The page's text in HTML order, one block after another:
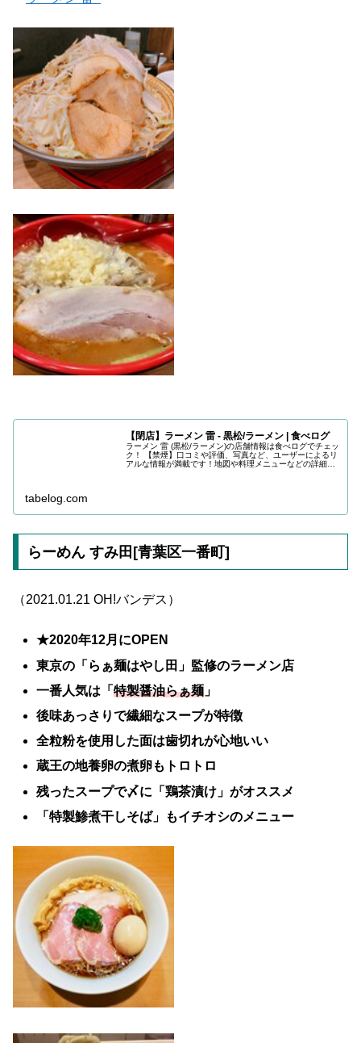
【閉店】ラーメン 雷 - 黒松/ラーメン | 食べログ
ラーメン 雷 (黒松/ラーメン)の店舗情報は食べログでチェッ
ク！ 【禁煙】口コミや評価、写真など、ユーザーによるリ
アルな情報が満載です！地図や料理メニューなどの詳細情
tabelog.com
らーめん すみ田[青葉区一番町]
（2021.01.21 OH!バンデス）
★2020年12月にOPEN
東京の「らぁ麺はやし田」監修のラーメン店
一番人気は「特製醤油らぁ麺 」
後味あっさりで繊細なスープが特徴
全粒粉を使用した面は歯切れが心地いい
蔵王の地養卵の煮卵もトロトロ
残ったスープで〆に「鶏茶漬け」がオススメ
「特製鯵煮干しそば」もイチオシのメニュー